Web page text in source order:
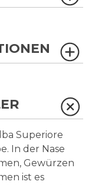
Superiore
In der Nase
Gewürzen
ist es